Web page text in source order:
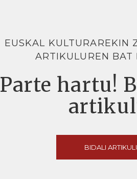
EUSKAL KULTURAREKIN
ARTIKULUREN BAT
Parte hartu!
BIDALI